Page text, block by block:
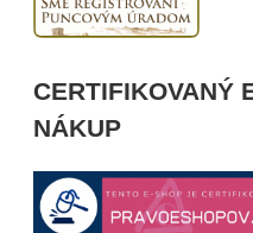
CERTIFIKOVANÝ
NÁKUP